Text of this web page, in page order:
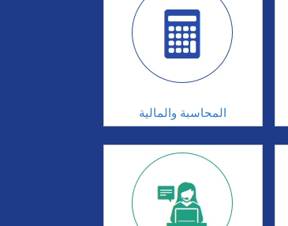
المحاسبة والمالية